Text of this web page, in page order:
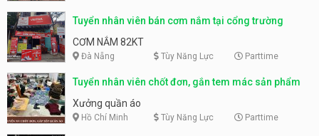
Tuyển nhân viên bán cơm nắm tại cổng trường
CƠM NẮM 82KT
Đà Nẵng Tùy Năng Lực Parttime
Tuyển nhân viên chốt đơn, gắn tem mác sản phẩm
Xưởng quần áo
Hồ Chí Minh Tùy Năng Lực Parttime